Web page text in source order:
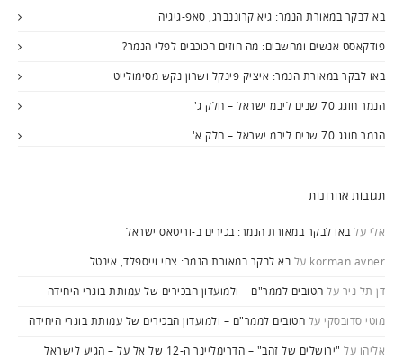
בא לבקר במאורת הנמר: גיא קרוננברג, סאפ-גיגיה
פודקאסט אנשים ומחשבים: מה חוזים הכוכבים לפלי הנמר?
באו לבקר במאורת הנמר: איציק פינקל ושרון נקש מסימולייט
הנמר חוגג 70 שנים ליבמ ישראל – חלק ג'
הנמר חוגג 70 שנים ליבמ ישראל – חלק א'
תגובות אחרונות
אלי עלבאו לבקר במאורת הנמר: בכירים ב-וריטאס ישראל
korman avner עלבא לבקר במאורת הנמר: צחי וייספלד, אינטל
דן תל ניר על הטובים לממר"ם – ולמועדון הבכירים של עמותת בוגרי היחידה
מוטי סדובסקי על הטובים לממר"ם – ולמועדון הבכירים של עמותת בוגרי היחידה
אליהו על "ירושלים של זהב" – הדרימליינר ה-12 של אל על – הגיע לישראל